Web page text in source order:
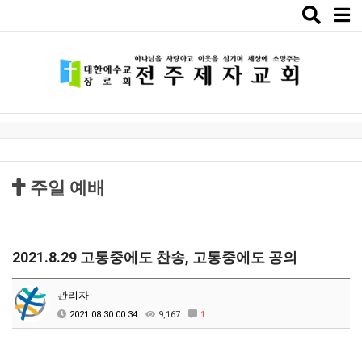
Toggle
주일 예배
2021.8.29 고통중에도 찬송, 고통중에도 공의
관리자
2021.08.30 00:34 9,167 1